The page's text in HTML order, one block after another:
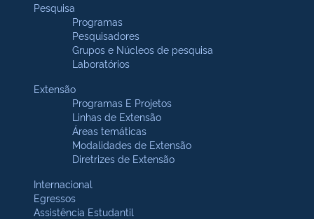
Pesquisa
Programas
Pesquisadores
Grupos e Núcleos de pesquisa
Laboratórios
Extensão
Programas E Projetos
Linhas de Extensão
Áreas temáticas
Modalidades de Extensão
Diretrizes de Extensão
Internacional
Egressos
Assistência Estudantil